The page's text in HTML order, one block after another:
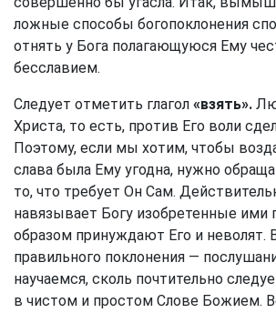
ложные способы богопоклонения
отнять у Бога полагающуюся Ему
бесславием.
Следует отметить глагол «взять».
Христа, то есть, против Его воли
Поэтому, если мы хотим, чтобы
слава была Ему угодна, нужно
то, что требует Он Сам.
навязывает Богу изобретенные ими
образом принуждают Его и неволят.
правильного поклонения —
научаемся, сколь почтительно
в чистом и простом Слове Божием.